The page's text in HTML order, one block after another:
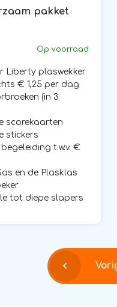
pakket
Op voorraad
Liberty plaswekker
€ 1,25 per dag
(in 3
scorekaarten
stickers
t.w.v. €
en de Plasklas
tot diepe slapers